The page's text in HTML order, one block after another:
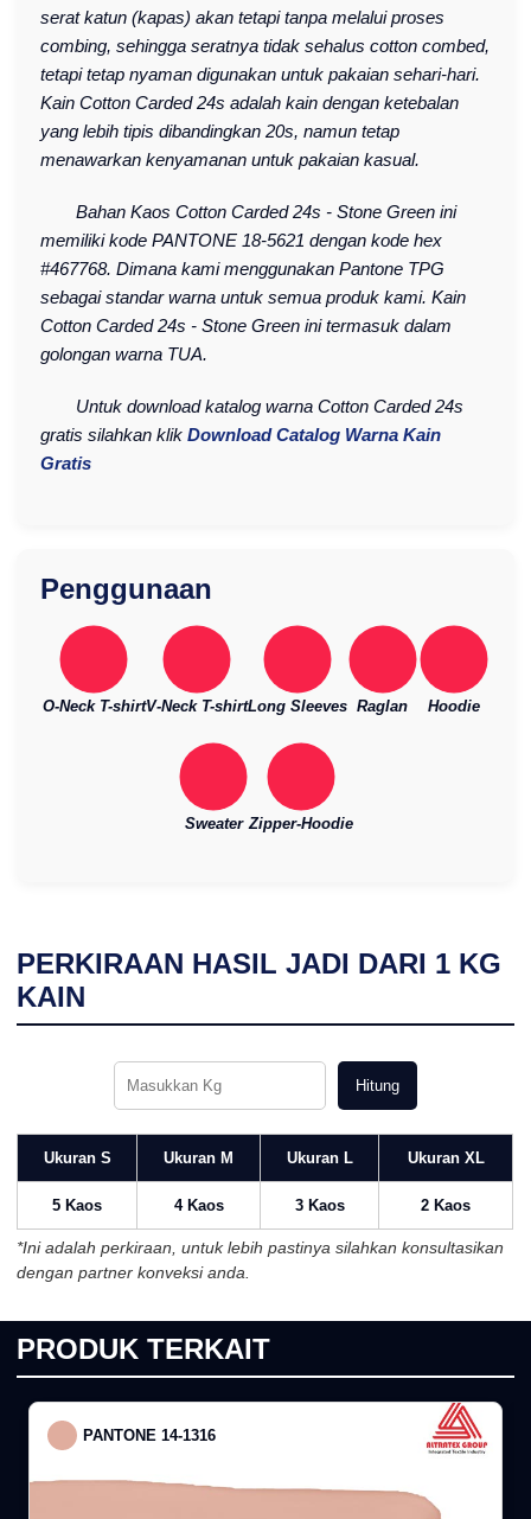
serat katun (kapas) akan tetapi tanpa melalui proses
combing, sehingga seratnya tidak sehalus cotton combed,
tetapi tetap nyaman digunakan untuk pakaian sehari-hari.
Kain Cotton Carded 24s adalah kain dengan ketebalan
yang lebih tipis dibandingkan 20s, namun tetap
menawarkan kenyamanan untuk pakaian kasual.
Bahan Kaos Cotton Carded 24s - Stone Green ini
memiliki kode PANTONE 18-5621 dengan kode hex
#467768. Dimana kami menggunakan Pantone TPG
sebagai standar warna untuk semua produk kami. Kain
Cotton Carded 24s - Stone Green ini termasuk dalam
golongan warna TUA.
Untuk download katalog warna Cotton Carded 24s
gratis silahkan klikDownload Catalog Warna Kain
Gratis
Penggunaan
O-Neck T-shirtV-Neck T-shirtLong Sleeves Raglan Hoodie
Sweater Zipper-Hoodie
PERKIRAAN HASIL JADI DARI 1 KG
KAIN
Hitung
Ukuran S Ukuran M Ukuran L Ukuran XL
5 Kaos 4 Kaos 3 Kaos 2 Kaos
*Ini adalah perkiraan, untuk lebih pastinya silahkan konsultasikan
dengan partner konveksi anda.
PRODUK TERKAIT
PANTONE 14-1316